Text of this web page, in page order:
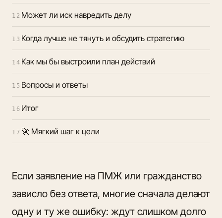
12 Может ли иск навредить делу
13 Когда лучше не тянуть и обсудить стратегию
14 Как мы бы выстроили план действий
15 Вопросы и ответы
16 Итог
17 🚀 Мягкий шаг к цели
Если заявление на ПМЖ или гражданство
зависло без ответа, многие сначала делают
одну и ту же ошибку: ждут слишком долго